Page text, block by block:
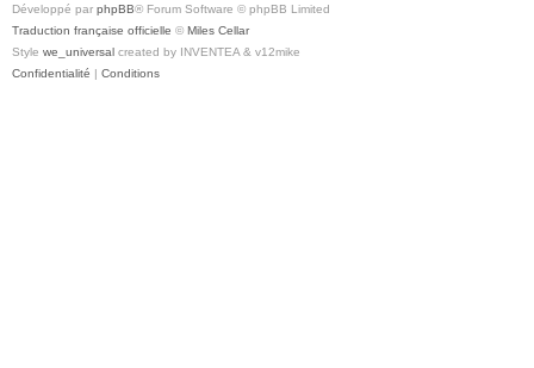
Développé par phpBB® Forum Software © phpBB Limited
Traduction française officielle © Miles Cellar
Style we_universal created by INVENTEA & v12mike
Confidentialité | Conditions